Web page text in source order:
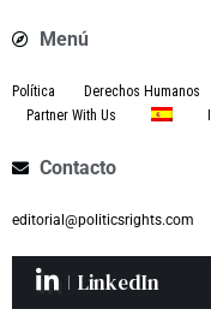
Menú
Política Derechos Humanos
Partner With Us
Contacto
editorial@politicsrights.com
LinkedIn